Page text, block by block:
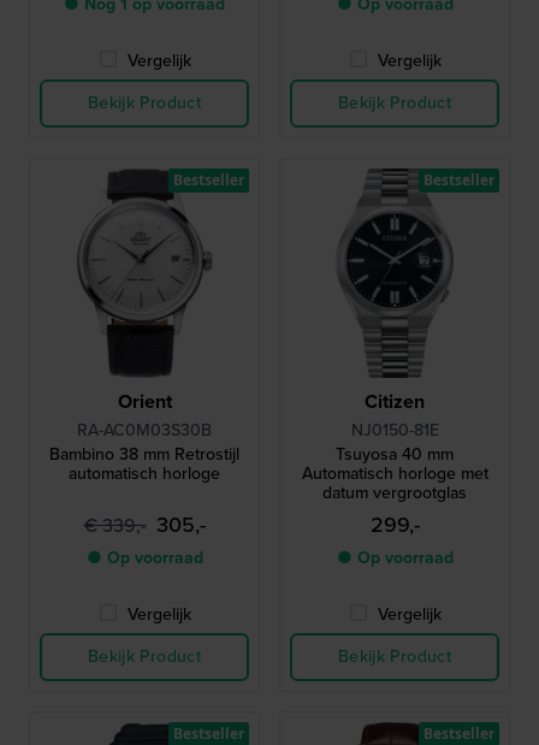
Vergelijk
Bekijk Product
Vergelijk
Bekijk Product
Orient
RA-AC0M03S30B
Bambino 38 mm Retrostijl
automatisch horloge
€ 339,- 305,-
● Op voorraad
Vergelijk
Bekijk Product
Bestseller
Citizen
NJ0150-81E
Tsuyosa 40 mm
Automatisch horloge met
datum vergrootglas
299,-
● Op voorraad
Vergelijk
Bekijk Product
Bestseller
Bestseller Bestseller